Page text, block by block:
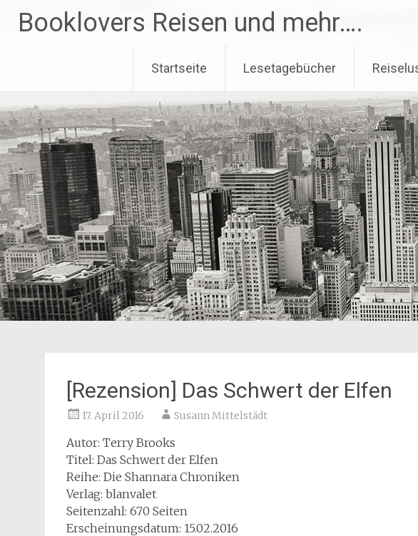
InhaltBooklovers Reisen und mehr….
Startseite Lesetagebücher
[Rezension] Das Schwert der Elfen
17. April 2016 Susann Mittelstädt
Autor: Terry Brooks
Titel: Das Schwert der Elfen
Reihe: Die Shannara Chroniken
Verlag: blanvalet
Seitenzahl: 670 Seiten
Erscheinungsdatum: 15.02.2016